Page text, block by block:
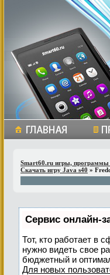
Smart60.ru игры, программы
Скачать игру Java s40 »
Сервис онлайн-
Тот, кто работает в
нужно видеть свое
бюджетный и
Для новых